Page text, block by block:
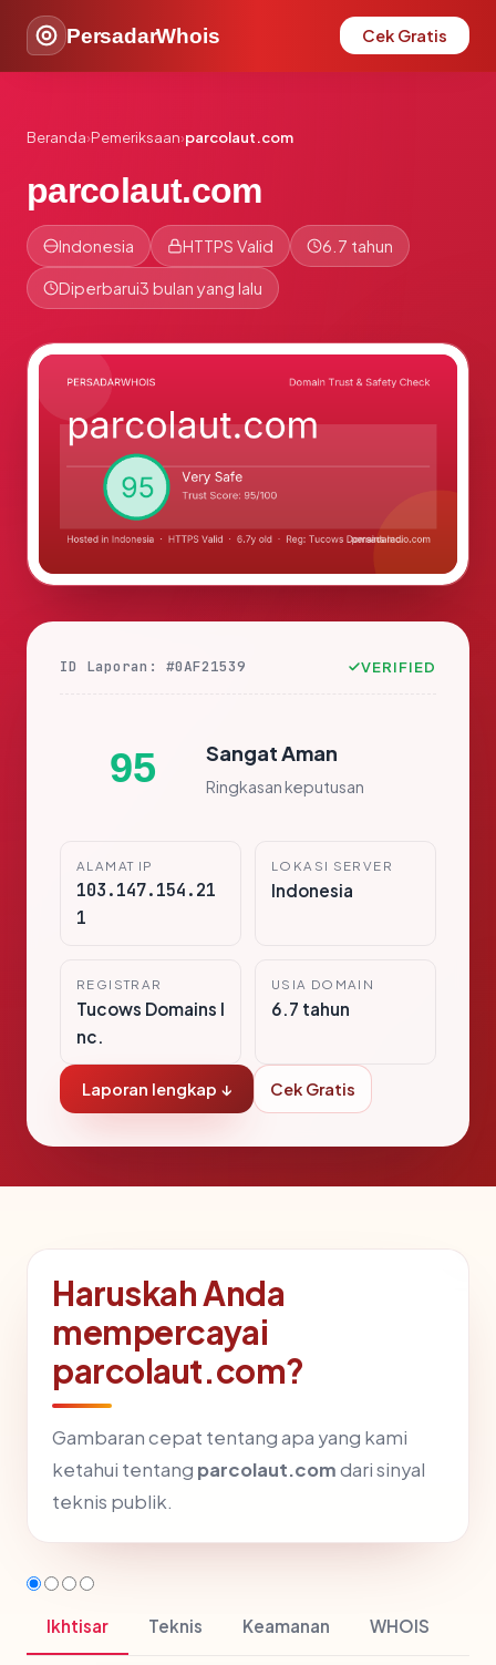
PersadarWhois Cek Gratis
Beranda›Pemeriksaan›parcolaut.com
parcolaut.com
Indonesia HTTPS Valid 6.7 tahun
Diperbarui3 bulan yang lalu
ID Laporan: #0AF21539 VERIFIED
95 Sangat Aman
Ringkasan keputusan
ALAMAT IP
103.147.154.21
1
LOKASI SERVER
Indonesia
REGISTRAR
Tucows Domains I
nc.
USIA DOMAIN
6.7 tahun
Laporan lengkap ↓ Cek Gratis
Haruskah Anda
mempercayai
parcolaut.com?
Gambaran cepat tentang apa yang kami
ketahui tentang parcolaut.comdari sinyal
teknis publik.
Ikhtisar Teknis Keamanan WHOIS